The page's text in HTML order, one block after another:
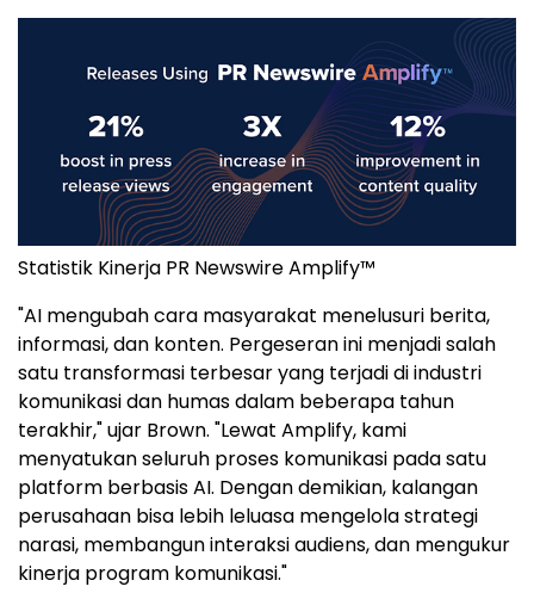
Statistik Kinerja PR Newswire Amplify™
"AI mengubah cara masyarakat menelusuri berita,
informasi, dan konten. Pergeseran ini menjadi salah
satu transformasi terbesar yang terjadi di industri
komunikasi dan humas dalam beberapa tahun
terakhir," ujar Brown. "Lewat Amplify, kami
menyatukan seluruh proses komunikasi pada satu
platform berbasis AI. Dengan demikian, kalangan
perusahaan bisa lebih leluasa mengelola strategi
narasi, membangun interaksi audiens, dan mengukur
kinerja program komunikasi."